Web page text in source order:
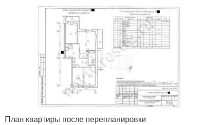
План квартиры после перепланировки